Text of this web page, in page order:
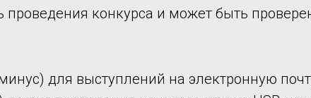
проведения конкурса и может быть
для выступлений на электронную